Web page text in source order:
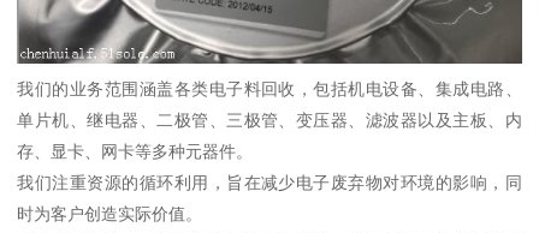
我们的业务范围涵盖各类电子料回收，包括机电设备、集成电路、
单片机、继电器、二极管、三极管、变压器、滤波器以及主板、内
存、显卡、网卡等多种元器件。
我们注重资源的循环利用，旨在减少电子废弃物对环境的影响，同
时为客户创造实际价值。